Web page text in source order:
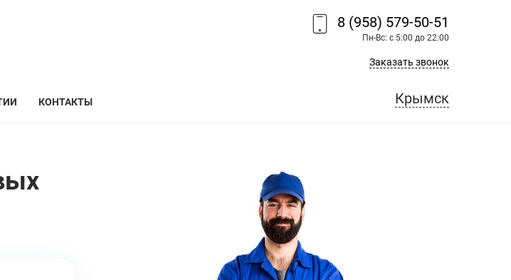
8 (958) 579-50-51
Пн-Вс: с 5:00 до 22:00
Заказать звонок
КОНТАКТЫ Крымск